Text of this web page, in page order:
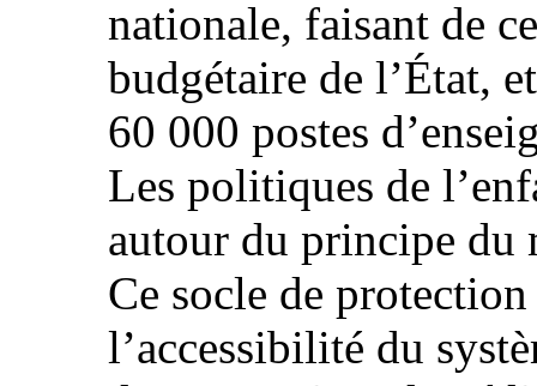
nationale, faisant de
budgétaire de l’État,
60 000 postes
Les politiques de
autour du principe du
Ce socle de
l’accessibilité du